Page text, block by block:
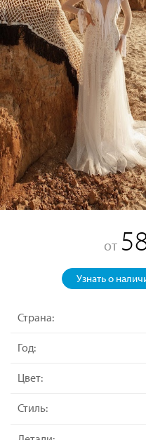
от
Узнать о
Страна:
Год:
Цвет:
Стиль: